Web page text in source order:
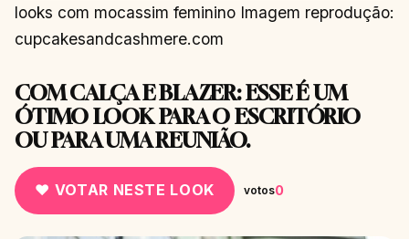
looks com mocassim feminino Imagem reprodução:
cupcakesandcashmere.com
COM CALÇA E BLAZER: ESSE É UM
ÓTIMO LOOK PARA O ESCRITÓRIO
OU PARA UMA REUNIÃO.
♥ VOTAR NESTE LOOK votos0